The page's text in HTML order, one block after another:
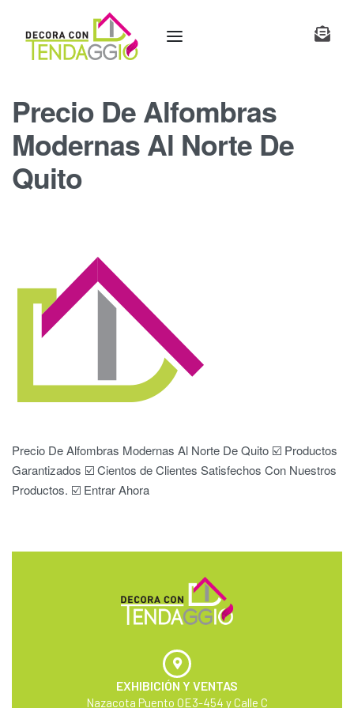
Precio De Alfombras
Modernas Al Norte De
Quito
Precio De Alfombras Modernas Al Norte De Quito ☑️ Productos
Garantizados ☑️ Cientos de Clientes Satisfechos Con Nuestros
Productos. ☑️ Entrar Ahora
EXHIBICIÓN Y VENTAS
Nazacota Puento OE3-454 y Calle C